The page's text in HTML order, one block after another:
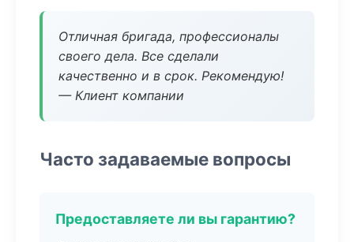
Отличная бригада, профессионалы
своего дела. Все сделали
качественно и в срок. Рекомендую!
— Клиент компании
Часто задаваемые вопросы
Предоставляете ли вы гарантию?